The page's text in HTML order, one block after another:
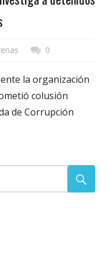
0
la organización
colusión
de Corrupción